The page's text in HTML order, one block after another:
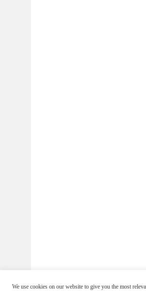
We use cookies on our website to give you the most